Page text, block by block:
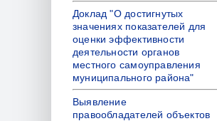
Доклад "О достигнутых
значениях показателей для
оценки эффективности
деятельности органов
местного самоуправления
муниципального района"
Выявление
правообладателей объектов